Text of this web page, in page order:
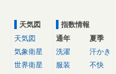
天気図
天気図
気象衛星
世界衛星
指数情報
通年
洗濯
服装
夏季
汗かき
不快